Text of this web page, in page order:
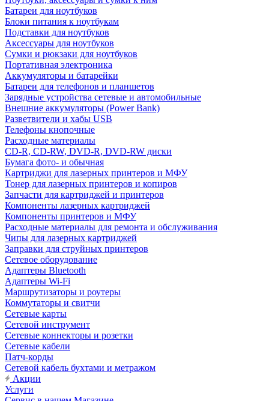
Батареи для ноутбуков
Блоки питания к ноутбукам
Подставки для ноутбуков
Аксессуары для ноутбуков
Сумки и рюкзаки для ноутбуков
Портативная электроника
Аккумуляторы и батарейки
Батареи для телефонов и планшетов
Зарядные устройства сетевые и автомобильные
Внешние аккумуляторы (Power Bank)
Разветвители и хабы USB
Телефоны кнопочные
Расходные материалы
CD-R, CD-RW, DVD-R, DVD-RW диски
Бумага фото- и обычная
Картриджи для лазерных принтеров и МФУ
Тонер для лазерных принтеров и копиров
Запчасти для картриджей и принтеров
Компоненты лазерных картриджей
Компоненты принтеров и МФУ
Расходные материалы для ремонта и обслуживания
Чипы для лазерных картриджей
Заправки для струйных принтеров
Сетевое оборудование
Адаптеры Bluetooth
Адаптеры Wi-Fi
Маршрутизаторы и роутеры
Коммутаторы и свитчи
Сетевые карты
Сетевой инструмент
Сетевые коннекторы и розетки
Сетевые кабели
Патч-корды
Сетевой кабель бухтами и метражом
Акции
Услуги